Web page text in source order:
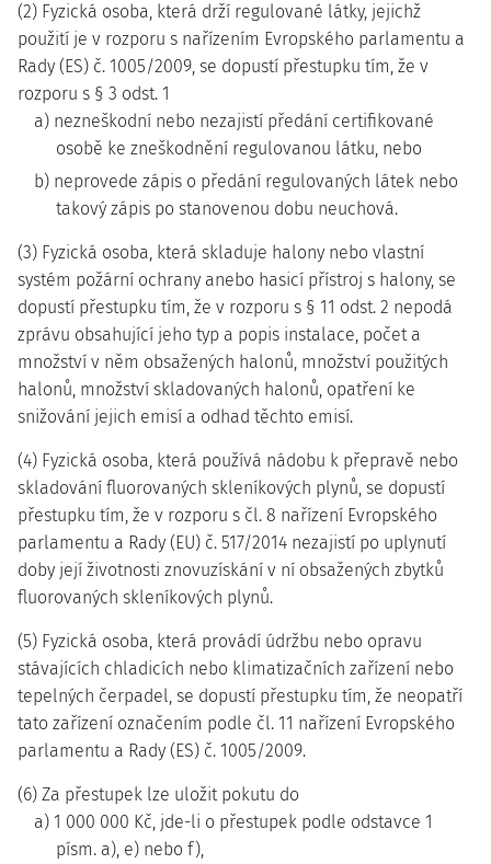
(2) Fyzická osoba, která drží regulované látky, jejichž
použití je v rozporu s nařízením Evropského parlamentu a
Rady (ES) č. 1005/2009, se dopustí přestupku tím, že v
rozporu s § 3 odst. 1
a) nezneškodní nebo nezajistí předání certifikované
osobě ke zneškodnění regulovanou látku, nebo
b) neprovede zápis o předání regulovaných látek nebo
takový zápis po stanovenou dobu neuchová.
(3) Fyzická osoba, která skladuje halony nebo vlastní
systém požární ochrany anebo hasicí přístroj s halony, se
dopustí přestupku tím, že v rozporu s § 11 odst. 2 nepodá
zprávu obsahující jeho typ a popis instalace, počet a
množství v něm obsažených halonů, množství použitých
halonů, množství skladovaných halonů, opatření ke
snižování jejich emisí a odhad těchto emisí.
(4) Fyzická osoba, která používá nádobu k přepravě nebo
skladování fluorovaných skleníkových plynů, se dopustí
přestupku tím, že v rozporu s čl. 8 nařízení Evropského
parlamentu a Rady (EU) č. 517/2014 nezajistí po uplynutí
doby její životnosti znovuzískání v ní obsažených zbytků
fluorovaných skleníkových plynů.
(5) Fyzická osoba, která provádí údržbu nebo opravu
stávajících chladicích nebo klimatizačních zařízení nebo
tepelných čerpadel, se dopustí přestupku tím, že neopatří
tato zařízení označením podle čl. 11 nařízení Evropského
parlamentu a Rady (ES) č. 1005/2009.
(6) Za přestupek lze uložit pokutu do
a) 1 000 000 Kč, jde-li o přestupek podle odstavce 1
písm. a), e) nebo f),